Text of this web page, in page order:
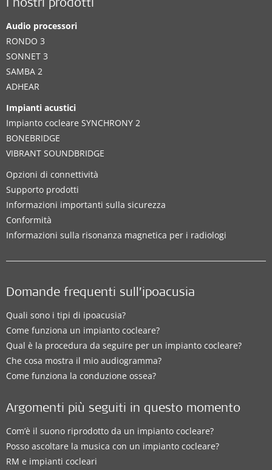
I nostri prodotti
Audio processori
RONDO 3
SONNET 3
SAMBA 2
ADHEAR
Impianti acustici
Impianto cocleare SYNCHRONY 2
BONEBRIDGE
VIBRANT SOUNDBRIDGE
Opzioni di connettività
Supporto prodotti
Informazioni importanti sulla sicurezza
Conformità
Informazioni sulla risonanza magnetica per i radiologi
Domande frequenti sull’ipoacusia
Quali sono i tipi di ipoacusia?
Come funziona un impianto cocleare?
Qual è la procedura da seguire per un impianto cocleare?
Che cosa mostra il mio audiogramma?
Come funziona la conduzione ossea?
Argomenti più seguiti in questo momento
Com’è il suono riprodotto da un impianto cocleare?
Posso ascoltare la musica con un impianto cocleare?
RM e impianti cocleari